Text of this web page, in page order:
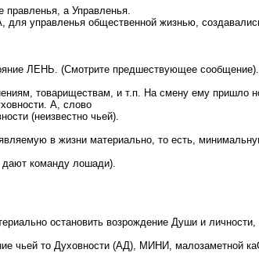
правленья, а Управленья.
управленья общественной жизнью,
ЛЕНЬ. (Смотрите предшествующее сообщение).
товариществам, и т.п. На смену ему
А, слово
(неизвестно чьей).
в жизни материально, то есть,
дают команду лошади).
остановить возрождение Души и
чьей то Духовности (АД), МИНИ, малозаметной